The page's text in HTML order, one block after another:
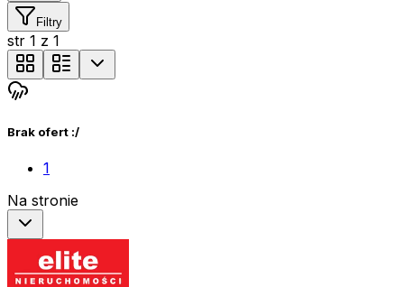
Filtry
str 1 z 1
Brak ofert :/
1
Na stronie